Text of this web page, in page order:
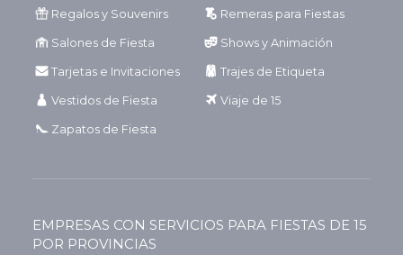
Regalos y Souvenirs Remeras para Fiestas
Salones de Fiesta Shows y Animación
Tarjetas e Invitaciones Trajes de Etiqueta
Vestidos de Fiesta Viaje de 15
Zapatos de Fiesta
EMPRESAS CON SERVICIOS PARA FIESTAS DE 15
POR PROVINCIAS